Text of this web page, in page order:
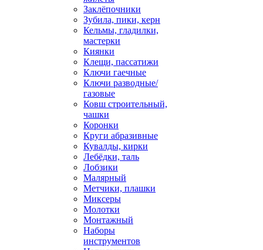
Заклёпочники
Зубила, пики, керн
Кельмы, гладилки,
мастерки
Киянки
Клещи, пассатижи
Ключи гаечные
Ключи разводные/
газовые
Ковш строительный,
чашки
Коронки
Круги абразивные
Кувалды, кирки
Лебёдки, таль
Лобзики
Малярный
Метчики, плашки
Миксеры
Молотки
Монтажный
Наборы
инструментов